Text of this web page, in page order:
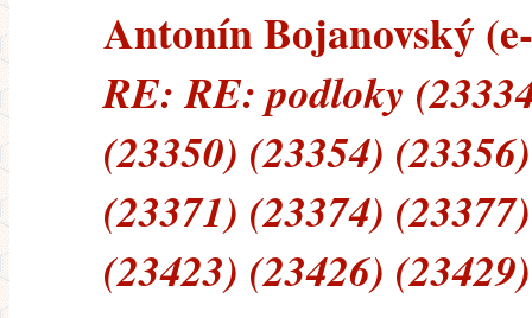
Antonín Bojanovský
RE: RE: podloky
(23350) (23354)
(23371) (23374)
(23423) (23426)